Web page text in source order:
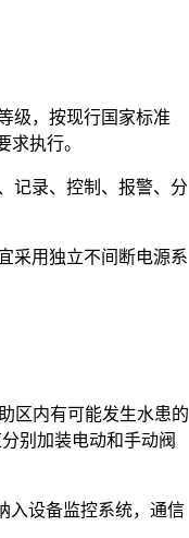
级，按现行国家标准
执行。
记录、控制、报警、分
采用独立不间断电源系
区内有可能发生水患的
别加装电动和手动阀
入设备监控系统，通信